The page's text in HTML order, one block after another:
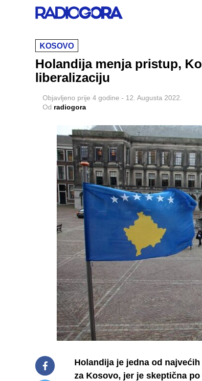
KOSOVO
Holandija menja pristup,
liberalizaciju
Objavljeno prije 4 godine - 12. Augusta 2022.
Od radiogora
Holandija je jedna od
za Kosovo, jer je skeptična